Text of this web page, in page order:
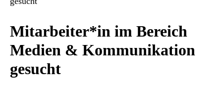
Mitarbeiter*in im Bereich
Medien & Kommunikation
gesucht